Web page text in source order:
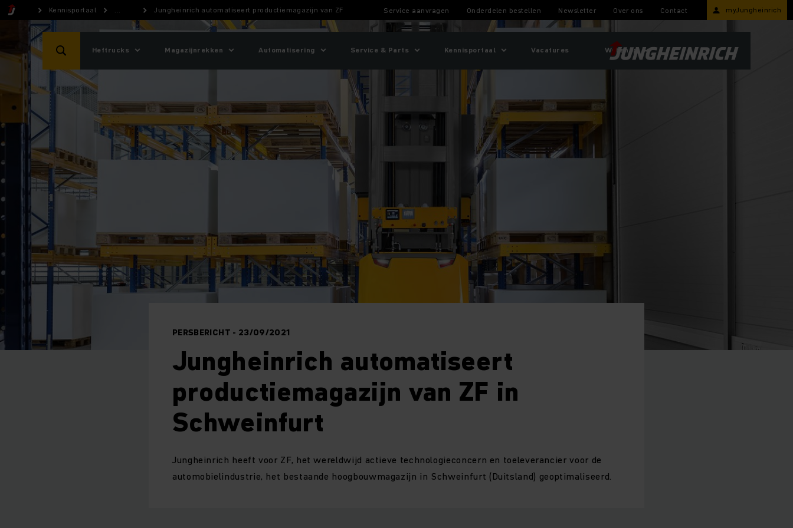
Kennisportaal ... Jungheinrich automatiseert productiemagazijn van ZF Service aanvragen Onderdelen bestellen Newsletter Over ons Contact myJungheinrich
Heftrucks Magazijnrekken Automatisering Service & Parts Kennisportaal Vacatures Webshop
PERSBERICHT - 23/09/2021
Jungheinrich automatiseert
productiemagazijn van ZF in
Schweinfurt
Jungheinrich heeft voor ZF, het wereldwijd actieve technologieconcern en toeleverancier voor de
automobielindustrie, het bestaande hoogbouwmagazijn in Schweinfurt (Duitsland) geoptimaliseerd.